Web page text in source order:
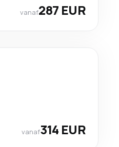
vanaf287 EUR
vanaf314 EUR